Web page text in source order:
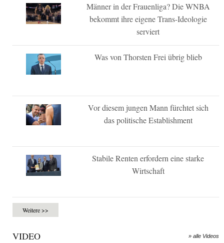
Männer in der Frauenliga? Die WNBA
bekommt ihre eigene Trans-Ideologie
serviert
Was von Thorsten Frei übrig blieb
Vor diesem jungen Mann fürchtet sich
das politische Establishment
Stabile Renten erfordern eine starke
Wirtschaft
Weitere >>
VIDEO » alle Videos